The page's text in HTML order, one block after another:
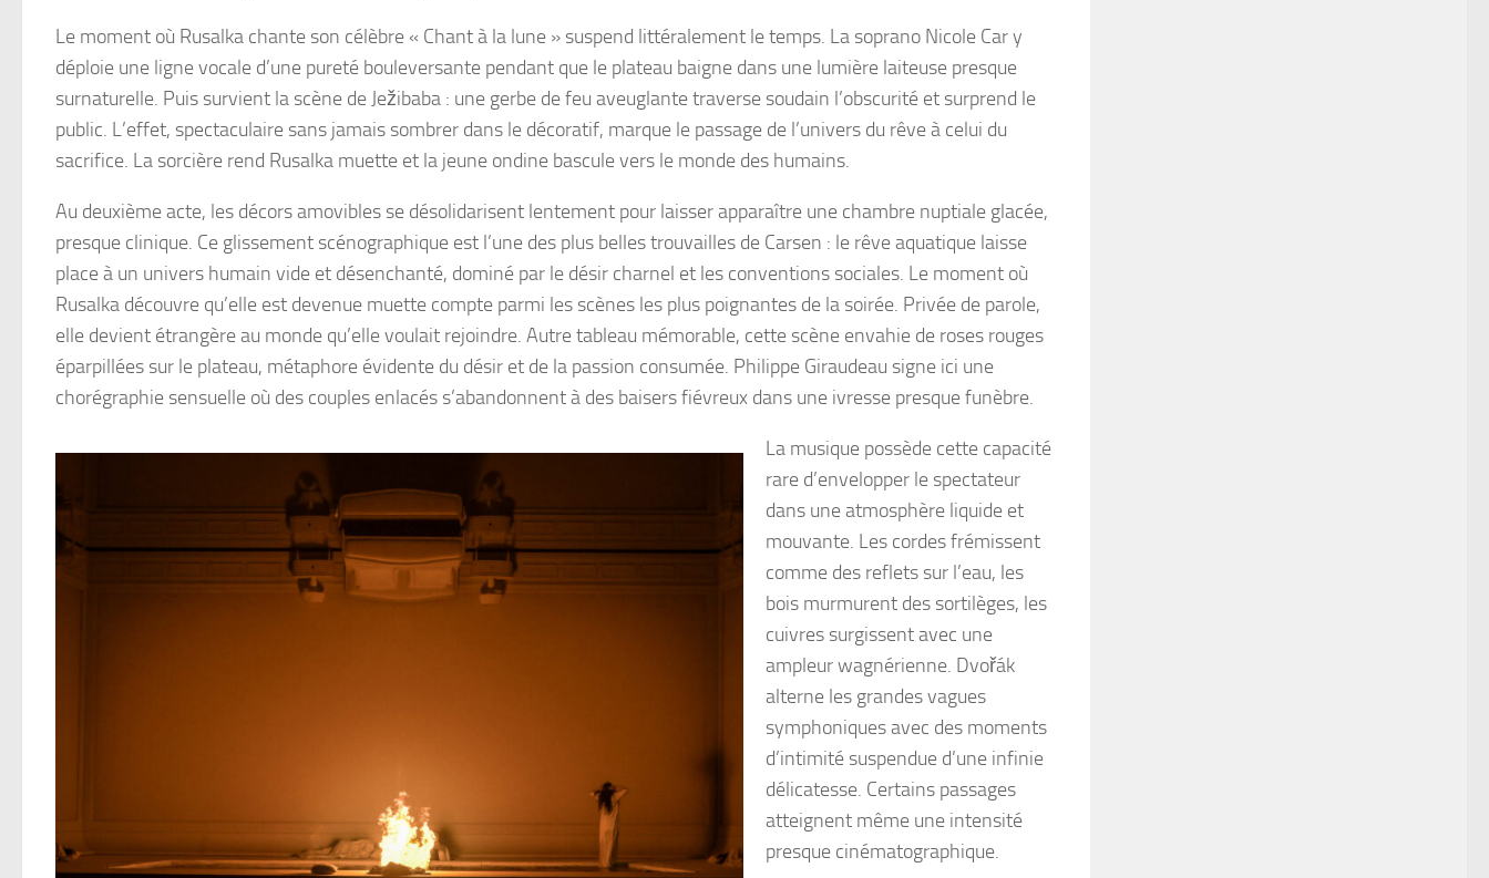
Le moment où Rusalka chante son célèbre « Chant à la lune » suspend littéralement le temps. La soprano Nicole Car y
déploie une ligne vocale d’une pureté bouleversante pendant que le plateau baigne dans une lumière laiteuse presque
surnaturelle. Puis survient la scène de Ježibaba : une gerbe de feu aveuglante traverse soudain l’obscurité et surprend le
public. L’effet, spectaculaire sans jamais sombrer dans le décoratif, marque le passage de l’univers du rêve à celui du
sacrifice. La sorcière rend Rusalka muette et la jeune ondine bascule vers le monde des humains.
Au deuxième acte, les décors amovibles se désolidarisent lentement pour laisser apparaître une chambre nuptiale glacée,
presque clinique. Ce glissement scénographique est l’une des plus belles trouvailles de Carsen : le rêve aquatique laisse
place à un univers humain vide et désenchanté, dominé par le désir charnel et les conventions sociales. Le moment où
Rusalka découvre qu’elle est devenue muette compte parmi les scènes les plus poignantes de la soirée. Privée de parole,
elle devient étrangère au monde qu’elle voulait rejoindre. Autre tableau mémorable, cette scène envahie de roses rouges
éparpillées sur le plateau, métaphore évidente du désir et de la passion consumée. Philippe Giraudeau signe ici une
chorégraphie sensuelle où des couples enlacés s’abandonnent à des baisers fiévreux dans une ivresse presque funèbre.
La musique possède cette capacité
rare d’envelopper le spectateur
dans une atmosphère liquide et
mouvante. Les cordes frémissent
comme des reflets sur l’eau, les
bois murmurent des sortilèges, les
cuivres surgissent avec une
ampleur wagnérienne. Dvořák
alterne les grandes vagues
symphoniques avec des moments
d’intimité suspendue d’une infinie
délicatesse. Certains passages
atteignent même une intensité
presque cinématographique.